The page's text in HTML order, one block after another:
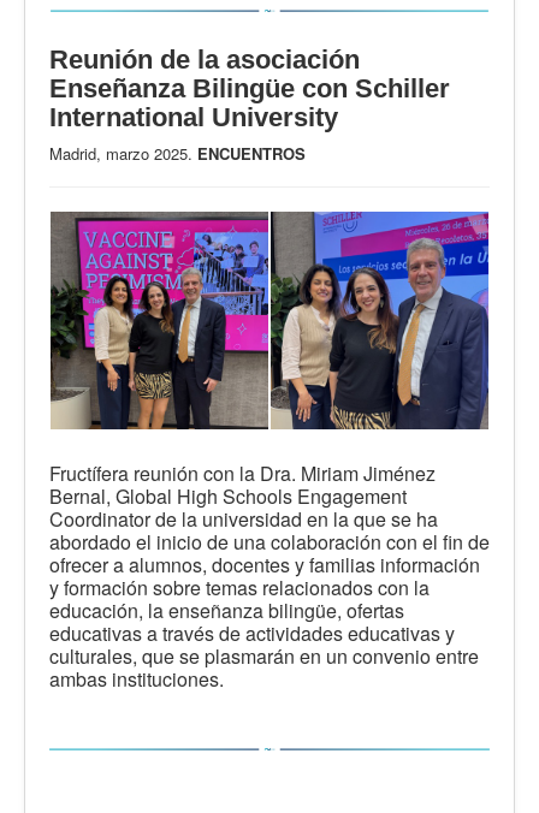
Reunión de la asociación
Enseñanza Bilingüe con Schiller
International University
Madrid, marzo 2025. ENCUENTROS
Fructífera reunión con la Dra. Miriam Jiménez
Bernal, Global High Schools Engagement
Coordinator de la universidad en la que se ha
abordado el inicio de una colaboración con el fin de
ofrecer a alumnos, docentes y familias información
y formación sobre temas relacionados con la
educación, la enseñanza bilingüe, ofertas
educativas a través de actividades educativas y
culturales, que se plasmarán en un convenio entre
ambas instituciones.